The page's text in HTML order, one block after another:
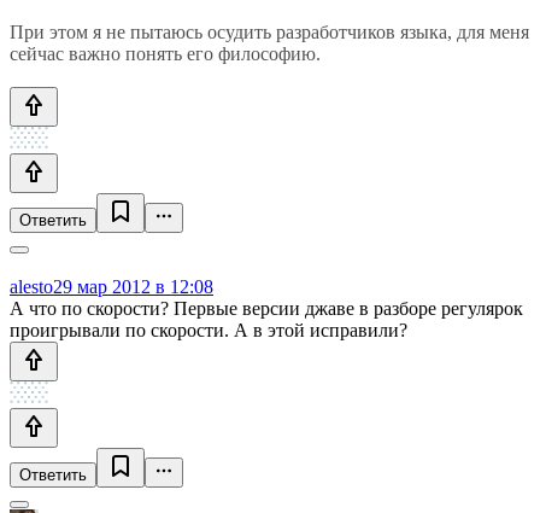
При этом я не пытаюсь осудить разработчиков языка, для меня
сейчас важно понять его философию.
Ответить
alesto29 мар 2012 в 12:08
А что по скорости? Первые версии джаве в разборе регулярок
проигрывали по скорости. А в этой исправили?
Ответить